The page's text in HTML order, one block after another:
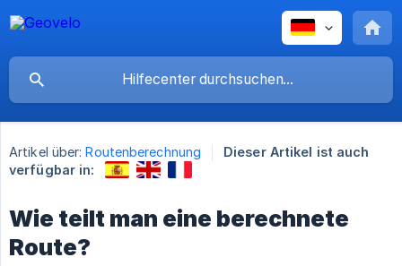
Artikel über: Routenberechnung
Dieser Artikel ist auch
verfügbar in:
Wie teilt man eine berechnete
Route?